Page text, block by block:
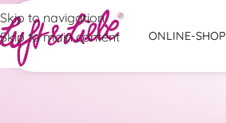
Skip to navigation
Skip to main content
ONLINE-SHOP